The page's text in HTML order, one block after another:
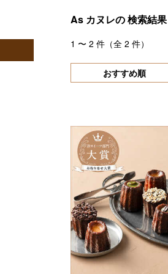
As カヌレの検索結果
1 〜 2 件（全 2 件）
おすすめ順